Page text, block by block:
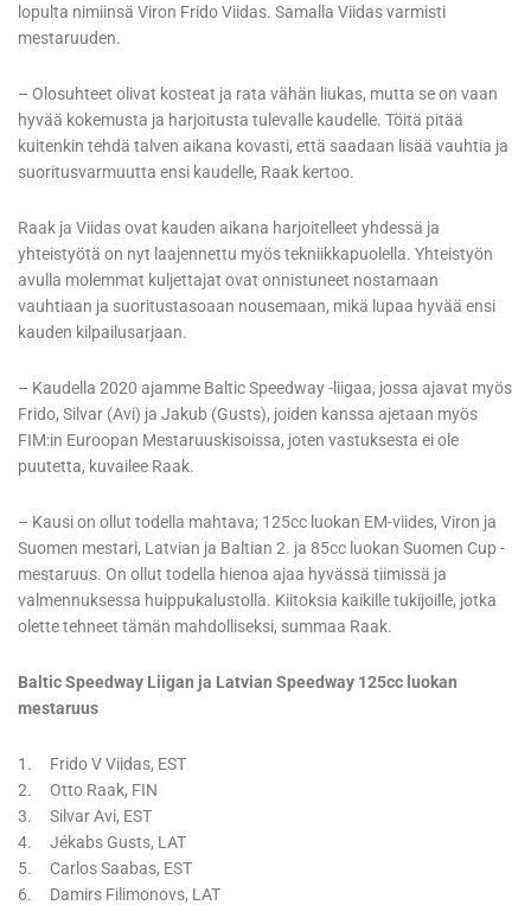
lopulta nimiinsä Viron Frido Viidas. Samalla Viidas varmisti
mestaruuden.
– Olosuhteet olivat kosteat ja rata vähän liukas, mutta se on vaan
hyvää kokemusta ja harjoitusta tulevalle kaudelle. Töitä pitää
kuitenkin tehdä talven aikana kovasti, että saadaan lisää vauhtia ja
suoritusvarmuutta ensi kaudelle, Raak kertoo.
Raak ja Viidas ovat kauden aikana harjoitelleet yhdessä ja
yhteistyötä on nyt laajennettu myös tekniikkapuolella. Yhteistyön
avulla molemmat kuljettajat ovat onnistuneet nostamaan
vauhtiaan ja suoritustasoaan nousemaan, mikä lupaa hyvää ensi
kauden kilpailusarjaan.
– Kaudella 2020 ajamme Baltic Speedway -liigaa, jossa ajavat myös
Frido, Silvar (Avi) ja Jakub (Gusts), joiden kanssa ajetaan myös
FIM:in Euroopan Mestaruuskisoissa, joten vastuksesta ei ole
puutetta, kuvailee Raak.
– Kausi on ollut todella mahtava; 125cc luokan EM-viides, Viron ja
Suomen mestari, Latvian ja Baltian 2. ja 85cc luokan Suomen Cup -
mestaruus. On ollut todella hienoa ajaa hyvässä tiimissä ja
valmennuksessa huippukalustolla. Kiitoksia kaikille tukijoille, jotka
olette tehneet tämän mahdolliseksi, summaa Raak.
Baltic Speedway Liigan ja Latvian Speedway 125cc luokan
mestaruus
1. Frido V Viidas, EST
2. Otto Raak, FIN
3. Silvar Avi, EST
4. Jékabs Gusts, LAT
5. Carlos Saabas, EST
6. Damirs Filimonovs, LAT